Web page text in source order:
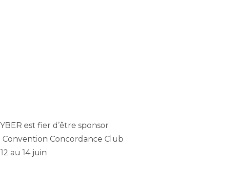
est fier d’être sponsor
Convention Concordance Club
au 14 juin